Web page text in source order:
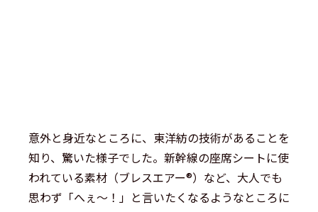
意外と身近なところに、東洋紡の技術があることを
知り、驚いた様子でした。新幹線の座席シートに使
われている素材（ブレスエアー®）など、大人でも
思わず「へぇ〜！」と言いたくなるようなところに